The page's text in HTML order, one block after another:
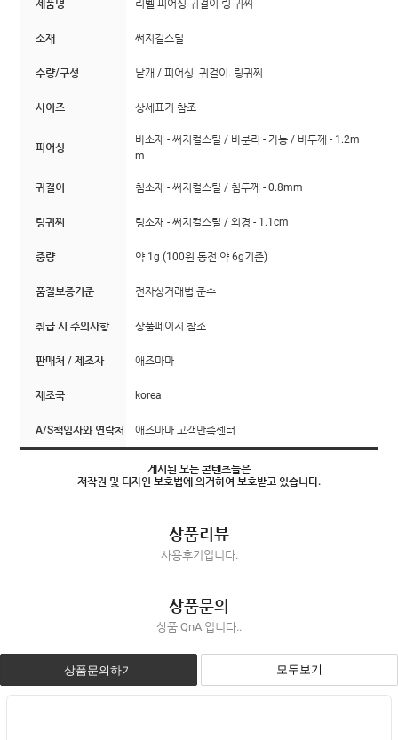
제품명 리벨 피어싱 귀걸이 링 귀찌
소재 써지컬스틸
수량/구성 낱개 / 피어싱. 귀걸이. 링귀찌
사이즈 상세표기 참조
피어싱
바소재 - 써지컬스틸 / 바분리 - 가능 / 바두께 - 1.2m
m
귀걸이 침소재 - 써지컬스틸 / 침두께 - 0.8mm
링귀찌 링소재 - 써지컬스틸 / 외경 - 1.1cm
중량 약 1g (100원 동전 약 6g기준)
품질보증기준 전자상거래법 준수
취급 시 주의사항 상품페이지 참조
판매처 / 제조자 애즈마마
제조국 korea
A/S책임자와 연락처 애즈마마 고객만족센터
게시된 모든 콘텐츠들은
저작권 및 디자인 보호법에 의거하여 보호받고 있습니다.
상품리뷰
사용후기입니다.
상품문의
상품 QnA 입니다..
상품문의하기 모두보기